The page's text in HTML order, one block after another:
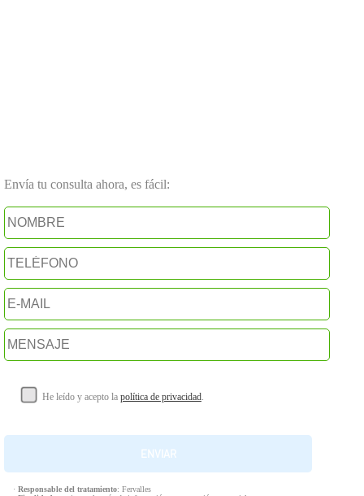
Envía tu consulta ahora, es fácil:
He leído y acepto la política de privacidad.
· Responsable del tratamiento: Fervalles